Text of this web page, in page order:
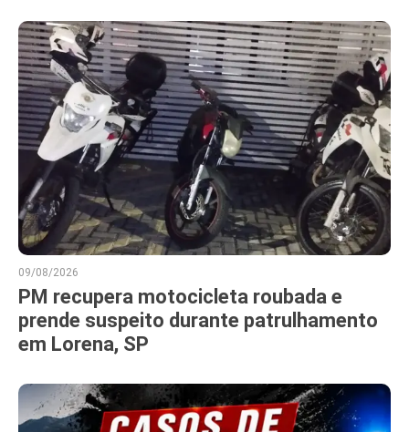
09/08/2026
PM recupera motocicleta roubada e
prende suspeito durante patrulhamento
em Lorena, SP